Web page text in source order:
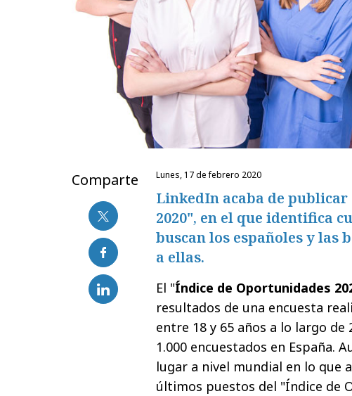
Comparte lunes, 17 de febrero 2020
LinkedIn acaba de
2020", en el que identifica
buscan los españoles y las
a ellas.
El "Índice de Oportunidades
resultados de una encuesta
entre 18 y 65 años a lo largo de
1.000 encuestados en España.
lugar a nivel mundial en lo que
últimos puestos del "Índice de